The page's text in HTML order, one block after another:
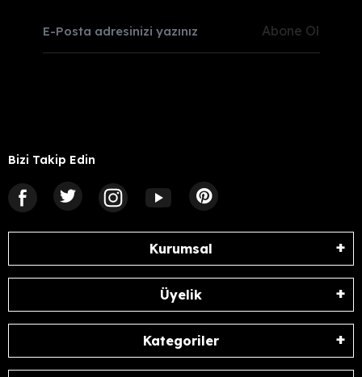
Abone Ol
Bizi Takip Edin
Kurumsal
Üyelik
Kategoriler